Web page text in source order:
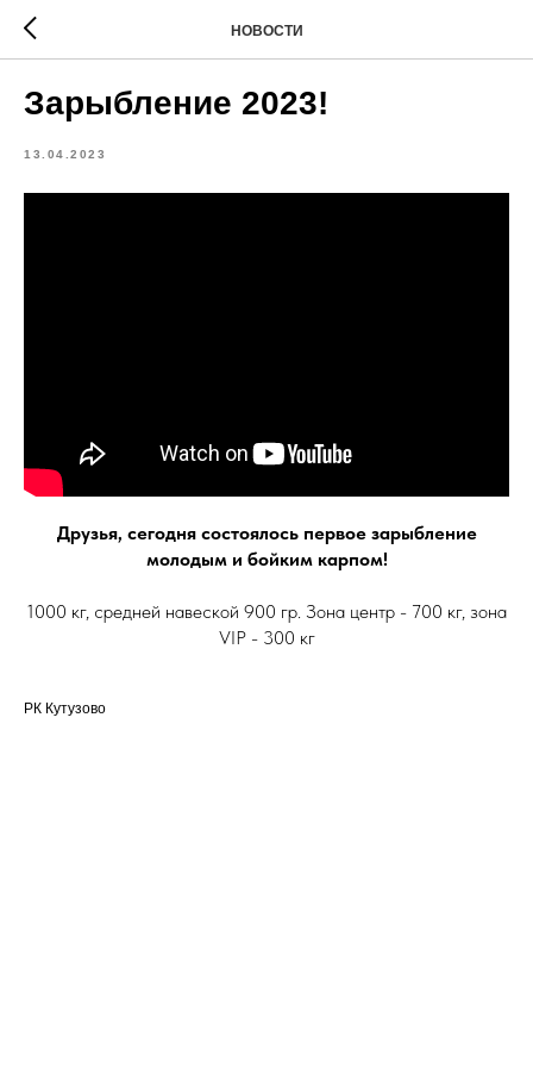
НОВОСТИ
Зарыбление 2023!
13.04.2023
Друзья, сегодня состоялось первое зарыбление
молодым и бойким карпом!
1000 кг, средней навеской 900 гр. Зона центр - 700 кг, зона
VIP - 300 кг
РК Кутузово